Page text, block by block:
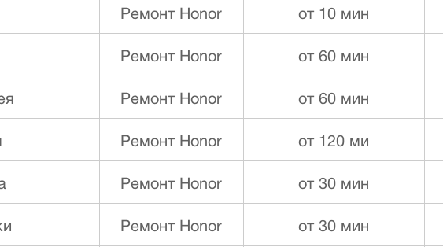
Ремонт Honor от 10 мин
Ремонт Honor от 60 мин
Ремонт Honor от 60 мин
Ремонт Honor от 120 ми
Ремонт Honor от 30 мин
Ремонт Honor от 30 мин